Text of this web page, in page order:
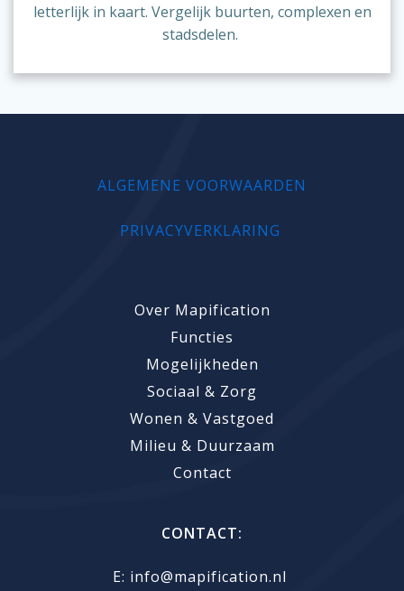
letterlijk in kaart. Vergelijk buurten, complexen en
stadsdelen.
ALGEMENE VOORWAARDEN
PRIVACYVERKLARING
Over Mapification
Functies
Mogelijkheden
Sociaal & Zorg
Wonen & Vastgoed
Milieu & Duurzaam
Contact
CONTACT:
E: info@mapification.nl